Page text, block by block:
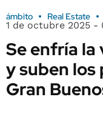
ámbito Real Estate
1 de octubre 2025 -
Se enfría la
y suben los
Gran